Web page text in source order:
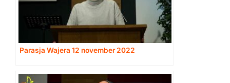
Parasja Wajera 12 november 2022